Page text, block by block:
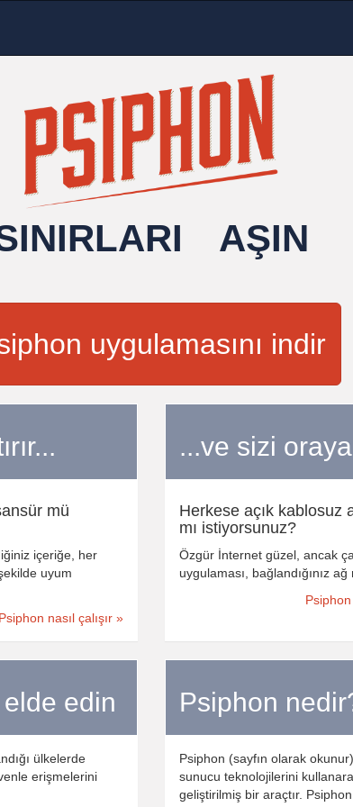
aşın
uygulamasını indir
mü
içeriğe, her
uyum
Psiphon nasıl çalışır »
...ve sizi
Herkese açık kablosuz
mı istiyorsunuz?
Özgür İnternet güzel, ancak
uygulaması, bağlandığınız
edin
ülkelerde
erişmelerini
Psiphon
Psiphon (sayfın olarak
sunucu teknolojilerini
geliştirilmiş bir araçtır.